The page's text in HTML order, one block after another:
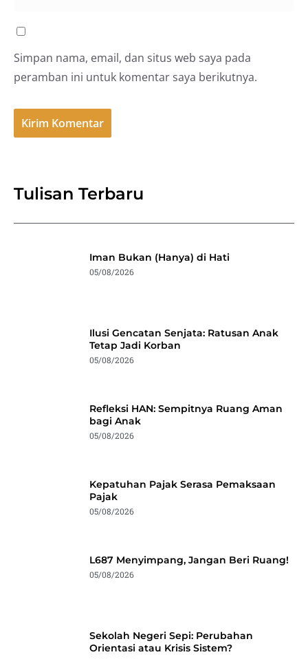
Simpan nama, email, dan situs web saya pada
peramban ini untuk komentar saya berikutnya.
Tulisan Terbaru
Iman Bukan (Hanya) di Hati
05/08/2026
Ilusi Gencatan Senjata: Ratusan Anak
Tetap Jadi Korban
05/08/2026
Refleksi HAN: Sempitnya Ruang Aman
bagi Anak
05/08/2026
Kepatuhan Pajak Serasa Pemaksaan
Pajak
05/08/2026
L687 Menyimpang, Jangan Beri Ruang!
05/08/2026
Sekolah Negeri Sepi: Perubahan
Orientasi atau Krisis Sistem?